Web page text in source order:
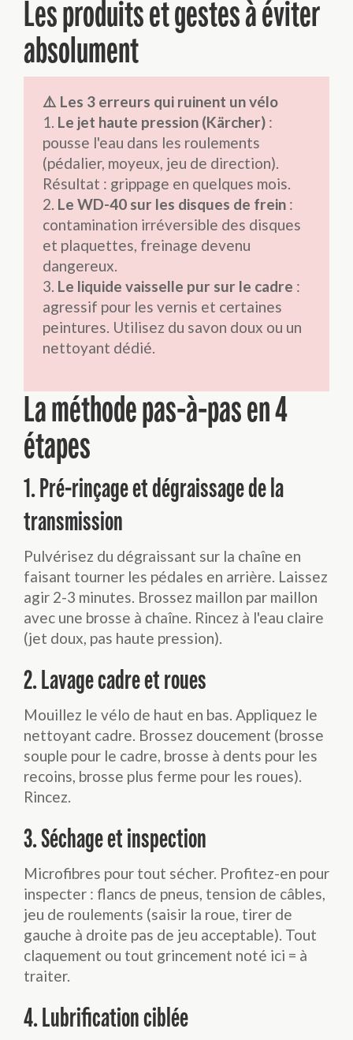
Les produits et gestes à éviter
absolument
⚠️ Les 3 erreurs qui ruinent un vélo
Le jet haute pression (Kärcher) :
pousse l'eau dans les roulements
(pédalier, moyeux, jeu de direction).
Résultat : grippage en quelques mois.
Le WD-40 sur les disques de frein :
contamination irréversible des disques
et plaquettes, freinage devenu
dangereux.
Le liquide vaisselle pur sur le cadre :
agressif pour les vernis et certaines
peintures. Utilisez du savon doux ou un
nettoyant dédié.
La méthode pas-à-pas en 4
étapes
1. Pré-rinçage et dégraissage de la
transmission
Pulvérisez du dégraissant sur la chaîne en
faisant tourner les pédales en arrière. Laissez
agir 2-3 minutes. Brossez maillon par maillon
avec une brosse à chaîne. Rincez à l'eau claire
(jet doux, pas haute pression).
2. Lavage cadre et roues
Mouillez le vélo de haut en bas. Appliquez le
nettoyant cadre. Brossez doucement (brosse
souple pour le cadre, brosse à dents pour les
recoins, brosse plus ferme pour les roues).
Rincez.
3. Séchage et inspection
Microfibres pour tout sécher. Profitez-en pour
inspecter : flancs de pneus, tension de câbles,
jeu de roulements (saisir la roue, tirer de
gauche à droite pas de jeu acceptable). Tout
claquement ou tout grincement noté ici = à
traiter.
4. Lubrification ciblée